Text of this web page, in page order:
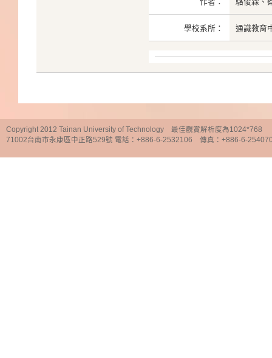
學校系所： 通識教育
Copyright 2012 Tainan University of Technology 最佳觀賞解析度為1024*768
71002台南市永康區中正路529號 電話：+886-6-2532106 傳真：+886-6-